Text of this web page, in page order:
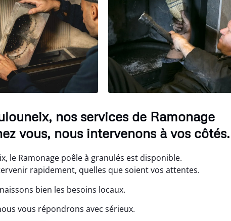
nos services de Ramonage
vous, nous intervenons à vos côtés.
le Ramonage poêle à granulés est disponible.
rapidement, quelles que soient vos attentes.
bien les besoins locaux.
vous répondrons avec sérieux.